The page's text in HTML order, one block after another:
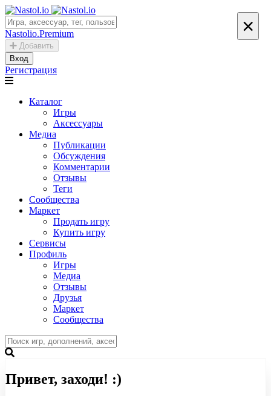
Nastolio.Premium
Добавить
Вход
Регистрация
Каталог
Игры
Аксессуары
Медиа
Публикации
Обсуждения
Комментарии
Отзывы
Теги
Сообщества
Маркет
Продать игру
Купить игру
Сервисы
Профиль
Игры
Медиа
Отзывы
Друзья
Маркет
Сообщества
×
Привет, заходи! :)